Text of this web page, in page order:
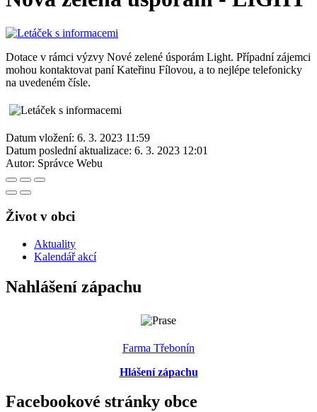
Dotace v rámci výzvy Nové zelené úsporám Light. Případní zájemci
mohou kontaktovat paní Kateřinu Fílovou, a to nejlépe telefonicky
na uvedeném čísle.
Datum vložení: 6. 3. 2023 11:59
Datum poslední aktualizace: 6. 3. 2023 12:01
Autor: Správce Webu
Život v obci
Aktuality
Kalendář akcí
Nahlášení zápachu
Farma Třebonín
Hlášení zápachu
Facebookové stránky obce